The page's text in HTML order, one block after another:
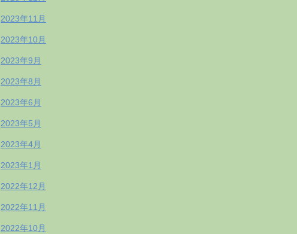
2023年11月
2023年10月
2023年9月
2023年8月
2023年6月
2023年5月
2023年4月
2023年1月
2022年12月
2022年11月
2022年10月